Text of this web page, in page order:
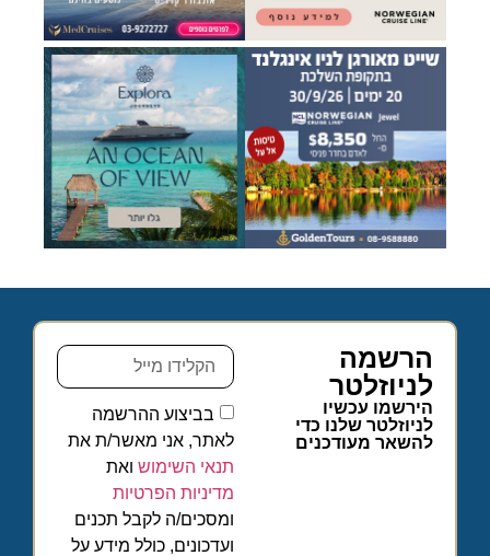
הרשמה
לניוזלטר
הירשמו עכשיו
לניוזלטר שלנו כדי
להשאר מעודכנים
בביצוע ההרשמה
לאתר, אני מאשר/ת את
תנאי השימוש ואת
מדיניות הפרטיות
ומסכים/ה לקבל תכנים
ועדכונים, כולל מידע על